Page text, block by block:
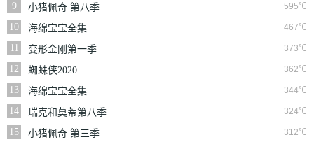
9
595℃
小猪佩奇 第八季
10
467℃
海绵宝宝全集
11
373℃
变形金刚第一季
12
362℃
蜘蛛侠2020
13
344℃
海绵宝宝全集
14
324℃
瑞克和莫蒂第八季
15
312℃
小猪佩奇 第三季